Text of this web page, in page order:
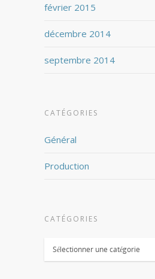
février 2015
décembre 2014
septembre 2014
CATÉGORIES
Général
Production
CATÉGORIES
Catégories